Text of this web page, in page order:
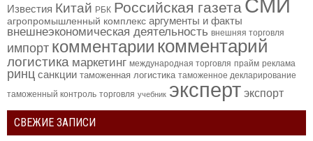
Известия Китай РБК Российская газета СМИ
агропромышленный комплекс аргументы и факты
внешнеэкономическая деятельность внешняя торговля
импорт комментарии комментарий
логистика маркетинг международная торговля прайм реклама
ринц санкции таможенная логистика таможенное декларирование
таможенный контроль торговля учебник эксперт экспорт
СВЕЖИЕ ЗАПИСИ